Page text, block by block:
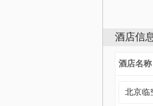
酒店信
酒店名称